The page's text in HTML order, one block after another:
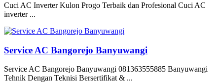
Cuci AC Inverter Kulon Progo Terbaik dan Profesional Cuci AC
inverter ...
Service AC Bangorejo Banyuwangi
Service AC Bangorejo Banyuwangi 081363555885 Banyuwangi
Tehnik Dengan Teknisi Bersertifikat & ...